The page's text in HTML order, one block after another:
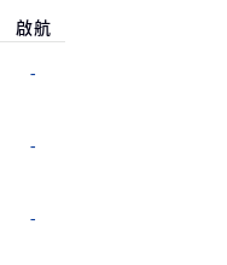
啟航
-
-
-